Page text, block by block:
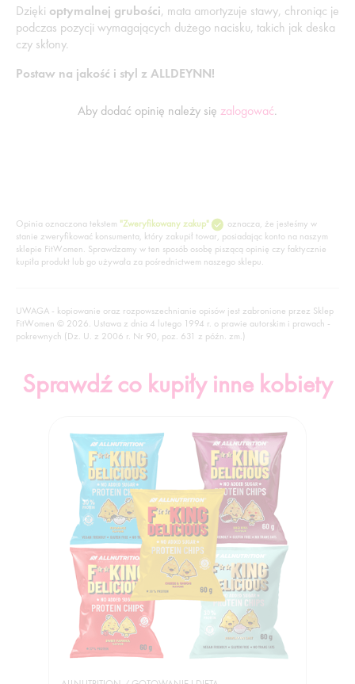
Dzięki optymalnej grubości, mata amortyzuje stawy, chroniąc je
podczas pozycji wymagających dużego nacisku, takich jak deska
czy skłony.
Postaw na jakość i styl z ALLDEYNN!
Aby dodać opinię należy się zalogować.
Opinia oznaczona tekstem "Zweryfikowany zakup"
oznacza, że jesteśmy w
stanie zweryfikować konsumenta, który zakupił towar, posiadając konto na naszym
sklepie FitWomen. Sprawdzamy w ten sposób osobę piszącą opinię czy faktycznie
kupiła produkt lub go używała za pośrednictwem naszego sklepu.
UWAGA - kopiowanie oraz rozpowszechnianie opisów jest zabronione przez Sklep
FitWomen © 2026. Ustawa z dnia 4 lutego 1994 r. o prawie autorskim i prawach -
pokrewnych (Dz. U. z 2006 r. Nr 90, poz. 631 z późn. zm.)
Sprawdź co kupiły inne kobiety